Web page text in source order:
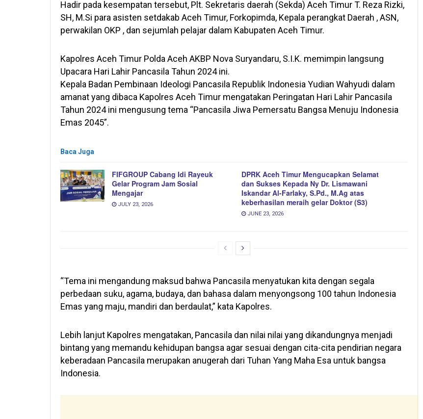
Hadir pada kesempatan tersebut, Plt. Sekretaris daerah (Sekda) Aceh Timur T. Reza Rizki,
SH, M.Si para asisten setdakab Aceh Timur, Forkopimda, Kepala perangkat Daerah , ASN,
perwakilan OKP , dan sejumlah pelajar dalam Kabupaten Aceh Timur.
Kapolres Aceh Timur Polda Aceh AKBP Nova Suryandaru, S.I.K. memimpin langsung
Upacara Hari Lahir Pancasila Tahun 2024 ini.
Kepala Badan Pembinaan Ideologi Pancasila Republik Indonesia Yudian Wahyudi dalam
amanat yang dibaca Kapolres Aceh Timur mengatakan Peringatan Hari Lahir Pancasila
Tahun 2024 ini mengusung tema “Pancasila Jiwa Pemersatu Bangsa Menuju Indonesia
Emas 2045”.
Baca Juga
FIFGROUP Cabang Idi Rayeuk
Gelar Program Jam Sosial
Mengajar
JULY 23, 2026
DPRK Aceh Timur Mengucapkan Selamat
dan Sukses Kepada Ny Dr. Lismawani
Iskandar Al-Farlaky, S.Pd., M.Ag atas
keberhasilan meraih gelar Doktor (S3)
JUNE 23, 2026
“Tema ini mengandung maksud bahwa Pancasila menyatukan kita dengan segala
perbedaan suku, agama, budaya, dan bahasa dalam menyongsong 100 tahun Indonesia
Emas yang maju, mandiri dan berdaulat,” kata Kapolres.
Lebih lanjut Kapolres mengatakan, Pancasila dan nilai nilai yang dikandungnya menjadi
bintang yang memandu kehidupan bangsa agar sesuai dengan cita-cita pendirian negara
keberadaan Pancasila merupakan anugerah dari Tuhan Yang Maha Esa untuk bangsa
Indonesia.